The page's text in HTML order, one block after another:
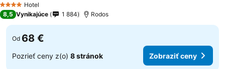
4 Počet hviezdičiek
Hotel
8,5 Vynikajúce 1 884 Rodos
Od 68 €
Pozrieť ceny z(o) 8 stránok Zobraziť ceny